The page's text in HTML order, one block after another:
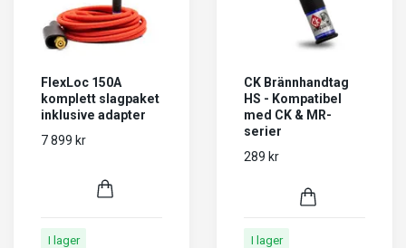
FlexLoc 150A
komplett slagpaket
inklusive adapter
7 899 kr
I lager
CK Brännhandtag
HS - Kompatibel
med CK & MR-
serier
289 kr
I lager